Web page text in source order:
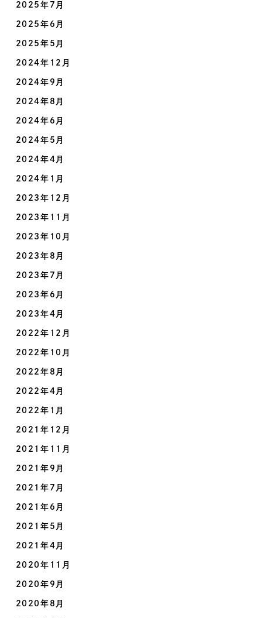
2025年7月
2025年6月
2025年5月
2024年12月
2024年9月
2024年8月
2024年6月
2024年5月
2024年4月
2024年1月
2023年12月
2023年11月
2023年10月
2023年8月
2023年7月
2023年6月
2023年4月
2022年12月
2022年10月
2022年8月
2022年4月
2022年1月
2021年12月
2021年11月
2021年9月
2021年7月
2021年6月
2021年5月
2021年4月
2020年11月
2020年9月
2020年8月